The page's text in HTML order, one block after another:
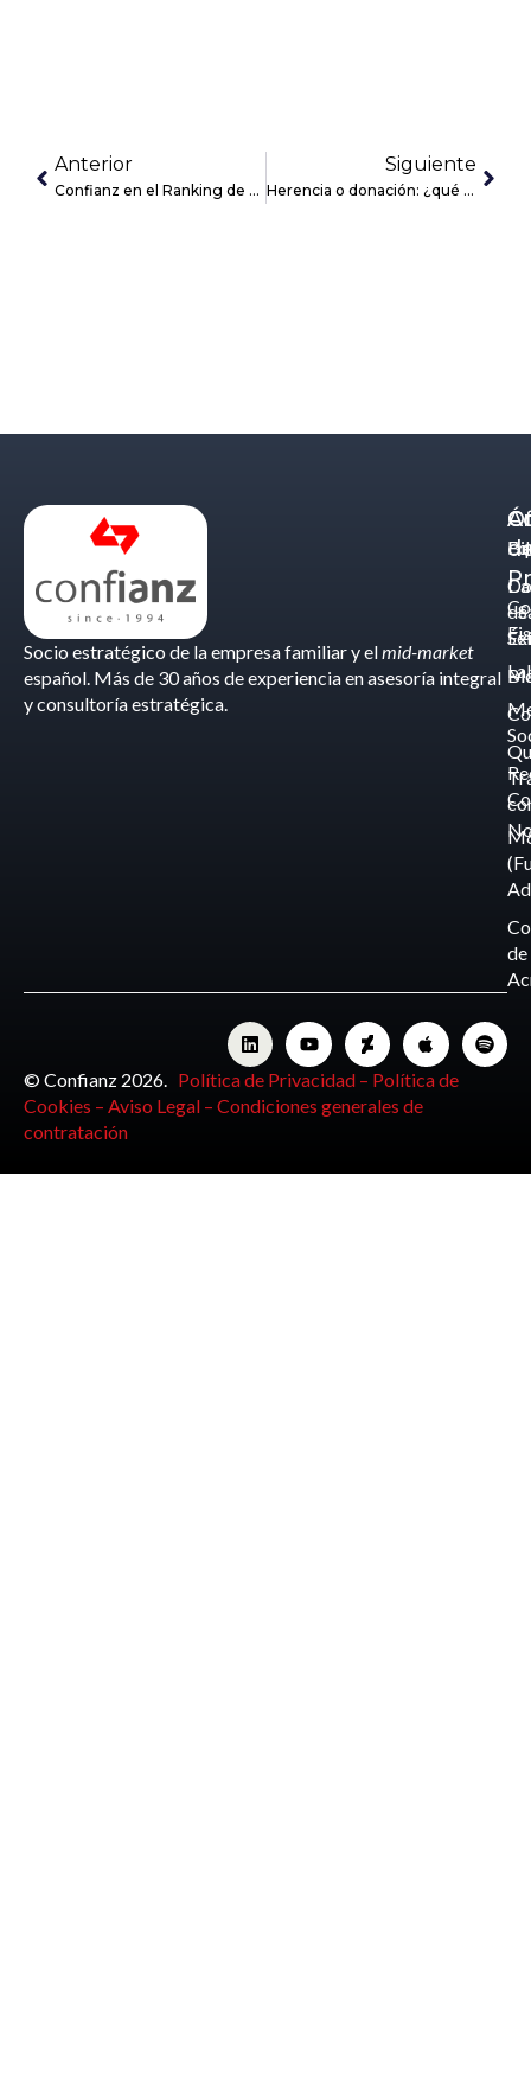
Anterior
Confianz en el Ranking de Despachos de Abogados 2021 de Expansión
Siguiente
Herencia o donación: ¿qué es mejor en la empresa familiar?
Socio estratégico de la empresa familiar y elmid-market
español. Más de 30 años de experiencia en asesoría integral
y consultoría estratégica.
de
de
-
© Confianz 2026. Política de Privacidad – Política de
Cookies – Aviso Legal – Condiciones generales de
contratación